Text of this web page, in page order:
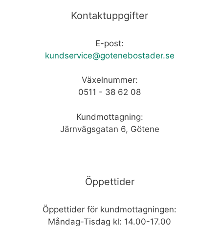
Kontaktuppgifter
E-post:
kundservice@gotenebostader.se
Växelnummer:
0511 - 38 62 08
Kundmottagning:
Järnvägsgatan 6, Götene
Öppettider
Öppettider för kundmottagningen:
Måndag-Tisdag kl: 14.00-17.00